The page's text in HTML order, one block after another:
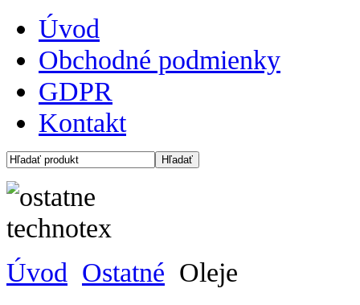
Úvod
Obchodné podmienky
GDPR
Kontakt
Úvod Ostatné Oleje